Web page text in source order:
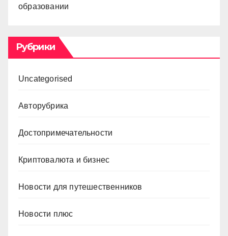
образовании
Рубрики
Uncategorised
Авторубрика
Достопримечательности
Криптовалюта и бизнес
Новости для путешественников
Новости плюс